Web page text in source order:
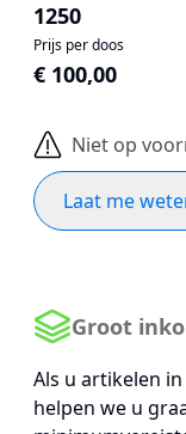
1250
Prijs per doos
€ 100,00
Niet op
Laat me
Groot
Als u artikelen
helpen we u